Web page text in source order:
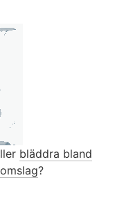
bläddra bland
omslag?